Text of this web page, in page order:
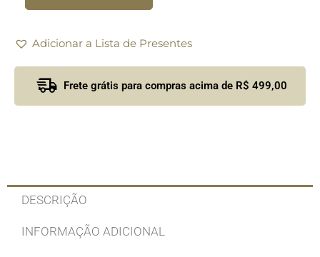
Adicionar a Lista de Presentes
Frete grátis para compras acima de R$ 499,00
DESCRIÇÃO
INFORMAÇÃO ADICIONAL